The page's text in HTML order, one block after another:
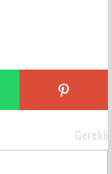
Gerekli